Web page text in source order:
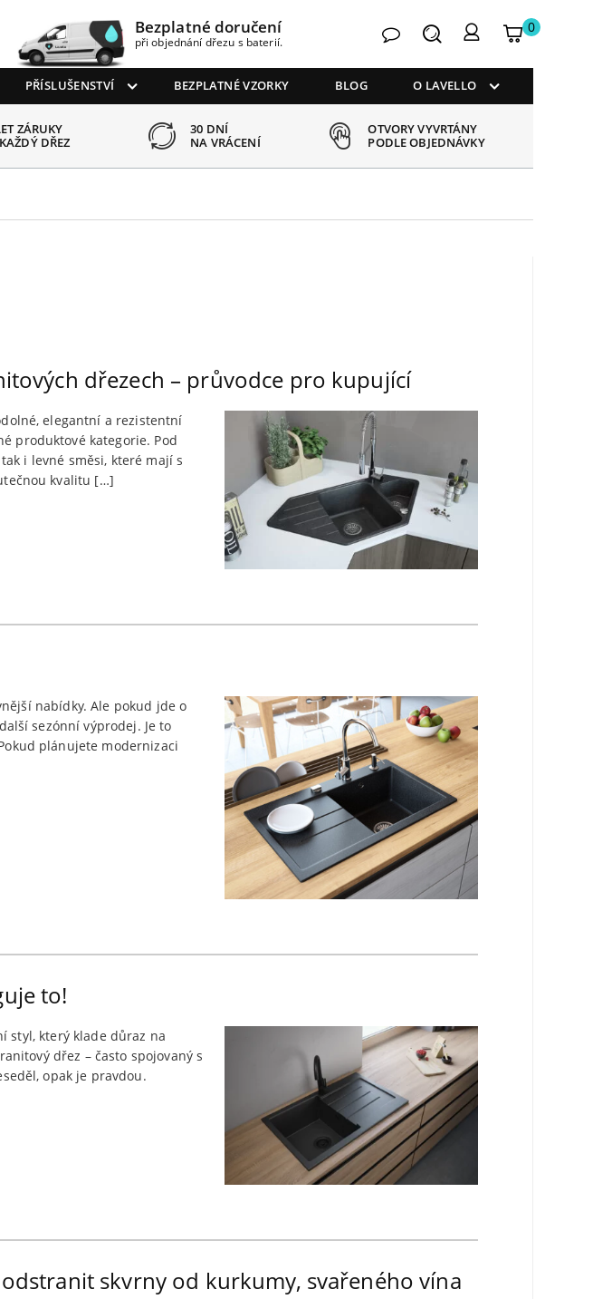
Bezplatné doručení
při objednání dřezu s baterií.
Kontakt Hledat
Můj
0
PŘÍSLUŠENSTVÍ BEZPLATNÉ VZORKY BLOG O LAVELLO
ZÁRUKY
DŘEZ
30 DNÍ
NA VRÁCENÍ
OTVORY VYVRTÁNY
PODLE OBJEDNÁVKY
dřezech – průvodce pro kupující
elegantní a rezistentní
produktové kategorie. Pod
i levné směsi, které mají s
kvalitu […]
nabídky. Ale pokud jde o
sezónní výprodej. Je to
plánujete modernizaci
to!
styl, který klade důraz na
dřez – často spojovaný s
opak je pravdou.
skvrny od kurkumy, svařeného vína